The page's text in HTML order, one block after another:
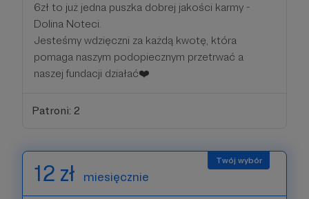
6zł to już jedna puszka dobrej jakości karmy -
Dolina Noteci.
Jesteśmy wdzięczni za każdą kwotę, która
pomaga naszym podopiecznym przetrwać a
naszej fundacji działać❤️
Patroni: 2
12 zł miesięcznie